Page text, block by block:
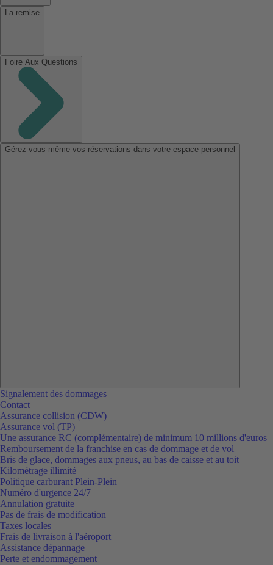
La remise
Foire Aux Questions
Gérez vous-même vos réservations dans votre espace personnel
Signalement des dommages
Contact
Assurance collision (CDW)
Assurance vol (TP)
Une assurance RC (complémentaire) de minimum 10 millions d'euros
Remboursement de la franchise en cas de dommage et de vol
Bris de glace, dommages aux pneus, au bas de caisse et au toit
Kilométrage illimité
Politique carburant Plein-Plein
Numéro d'urgence 24/7
Annulation gratuite
Pas de frais de modification
Taxes locales
Frais de livraison à l'aéroport
Assistance dépannage
Perte et endommagement